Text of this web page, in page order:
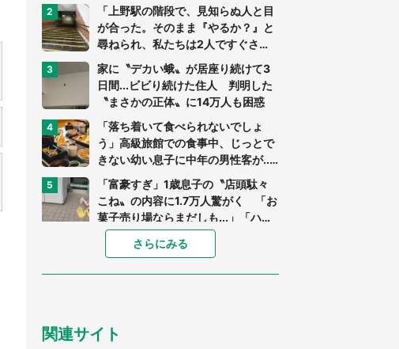
「上野駅の階段で、見知らぬ人と目
が合った。そのまま『やるか？』と
尋ねられ、私たちは2人ですぐさ
ま...」（茨城県・70代男性）
家に〝デカい蛾〟が居座り続けて3
日間...ビビり続けた住人 判明した
〝まさかの正体〟に14万人も困惑
「落ち着いて食べられないでしょ
う」高級旅館での食事中、じっとで
きない幼い息子に中年の男性客が...
（東京都・40代男性）
「富豪すぎ」1歳息子の〝店頭駄々
こね〟の内容に1.7万人驚がく 「お
菓子売り場ならまだしも...」「ハー
ドル高い」
「閉所恐怖症の私は新幹線で大パニ
ック。隣席の青年に『手を繋いで』
とお願いしたら...」 体験談に8万
生の野菜〟に6.5万人戦慄
さらにみる
関連サイト